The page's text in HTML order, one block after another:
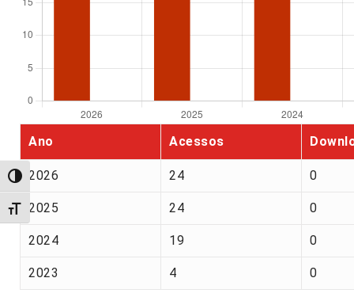
Alternar alto contraste
Alternar tamanho da fonte
Ano Acessos
2026 24 0
2025 24 0
2024 19 0
2023 4 0